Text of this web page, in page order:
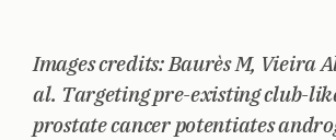
Images credits: Baurès M, Vieira
al. Targeting pre-existing club-
prostate cancer potentiates